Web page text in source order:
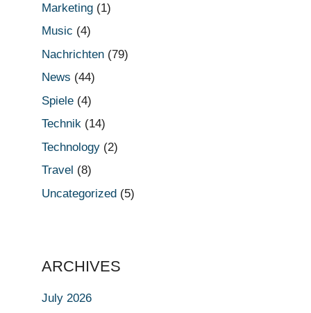
Marketing (1)
Music (4)
Nachrichten (79)
News (44)
Spiele (4)
Technik (14)
Technology (2)
Travel (8)
Uncategorized (5)
ARCHIVES
July 2026